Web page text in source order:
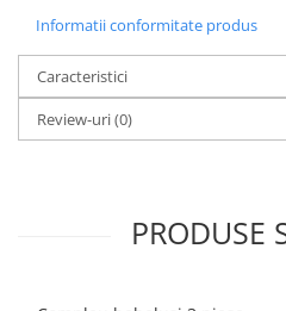
Informatii conformitate produs
Caracteristici
Review-uri(0)
PRODUSE